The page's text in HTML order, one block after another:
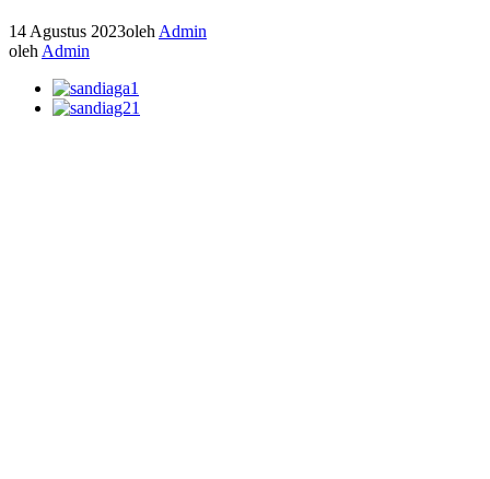
14 Agustus 2023oleh Admin
oleh Admin